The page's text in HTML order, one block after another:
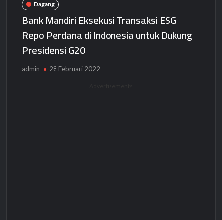
Dagang
Bank Mandiri Eksekusi Transaksi ESG
Repo Perdana di Indonesia untuk Dukung
Presidensi G20
admin 28 Februari 2022